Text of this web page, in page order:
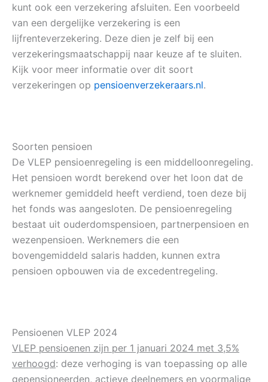
kunt ook een verzekering afsluiten. Een voorbeeld
van een dergelijke verzekering is een
lijfrenteverzekering. Deze dien je zelf bij een
verzekeringsmaatschappij naar keuze af te sluiten.
Kijk voor meer informatie over dit soort
verzekeringen op pensioenverzekeraars.nl.
Soorten pensioen
De VLEP pensioenregeling is een middelloonregeling.
Het pensioen wordt berekend over het loon dat de
werknemer gemiddeld heeft verdiend, toen deze bij
het fonds was aangesloten. De pensioenregeling
bestaat uit ouderdomspensioen, partnerpensioen en
wezenpensioen. Werknemers die een
bovengemiddeld salaris hadden, kunnen extra
pensioen opbouwen via de excedentregeling.
Pensioenen VLEP 2024
VLEP pensioenen zijn per 1 januari 2024 met 3,5%
verhoogd: deze verhoging is van toepassing op alle
gepensioneerden, actieve deelnemers en voormalige